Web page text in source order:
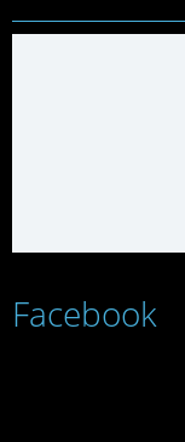
Facebook